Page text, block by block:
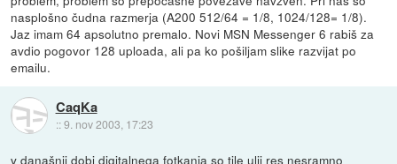
nasplošno čudna razmerja (A200 512/64 = 1/8, 1024/128= 1/8).
Jaz imam 64 apsolutno premalo. Novi MSN Messenger 6 rabiš za
avdio pogovor 128 uploada, ali pa ko pošiljam slike razvijat po
emailu.
CaqKa
::9. nov 2003, 17:23
v današnji dobi digitalnega fotkanja so tile ulji res nesramno